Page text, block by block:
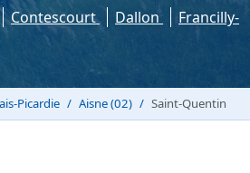
Contescourt Dallon
Francilly-
Picardie Aisne (02) Saint-Quentin